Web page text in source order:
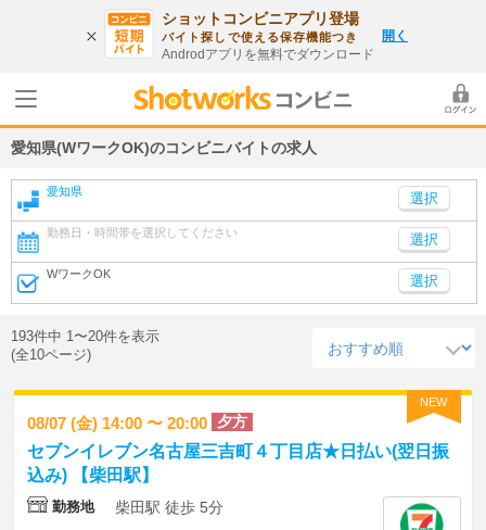
ショットコンビニアプリ登場
バイト探しで使える保存機能つき
Androdアプリを無料でダウンロード
開く
愛知県(WワークOK)のコンビニバイトの求人
愛知県
勤務日・時間帯を選択してください 選択
WワークOK 選択
193件中 1〜20件を表示
(全10ページ)
NEW
08/07 (金) 14:00 〜 20:00 夕方
セブンイレブン名古屋三吉町４丁目店★日払い(翌日振
込み) 【柴田駅】
勤務地 柴田駅 徒歩 5分